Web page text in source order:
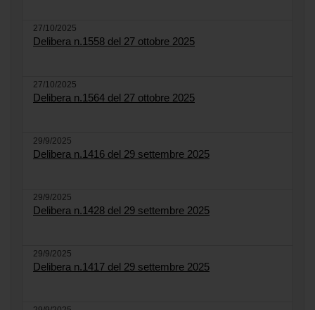
27/10/2025
Delibera n.1558 del 27 ottobre 2025
27/10/2025
Delibera n.1564 del 27 ottobre 2025
29/9/2025
Delibera n.1416 del 29 settembre 2025
29/9/2025
Delibera n.1428 del 29 settembre 2025
29/9/2025
Delibera n.1417 del 29 settembre 2025